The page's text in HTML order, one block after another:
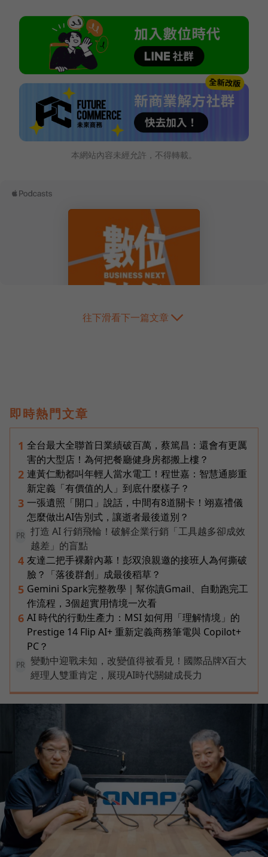
本網站內容未經允許，不得轉載。
往下滑看下一篇文章
即時熱門文章
1 全台最大全聯首日業績破百萬，蔡篤昌：還會有更厲
害的大型店！為何把餐廳健身房都搬上樓？
2 連黃仁勳都叫年輕人當水電工！程世嘉：智慧通膨重
新定義「有價值的人」到底什麼樣子？
3 一張遺照「開口」說話，中間有8道關卡！翊嘉禮儀
怎麼做出AI告別式，讓逝者最後道別？
PR
打造 AI 行銷飛輪！破解企業行銷「工具越多卻成效
越差」的盲點
4 友達二把手裸辭內幕！彭双浪親邀的接班人為何撕破
臉？「落後群創」成最後稻草？
5 Gemini Spark完整教學｜幫你讀Gmail、自動跑完工
作流程，3個超實用情境一次看
6 AI 時代的行動生產力：MSI 如何用「理解情境」的
Prestige 14 Flip AI+ 重新定義商務筆電與 Copilot+
PC？
PR
變動中迎戰未知，改變值得被看見！國際品牌X百大
經理人雙重肯定，展現AI時代關鍵成長力